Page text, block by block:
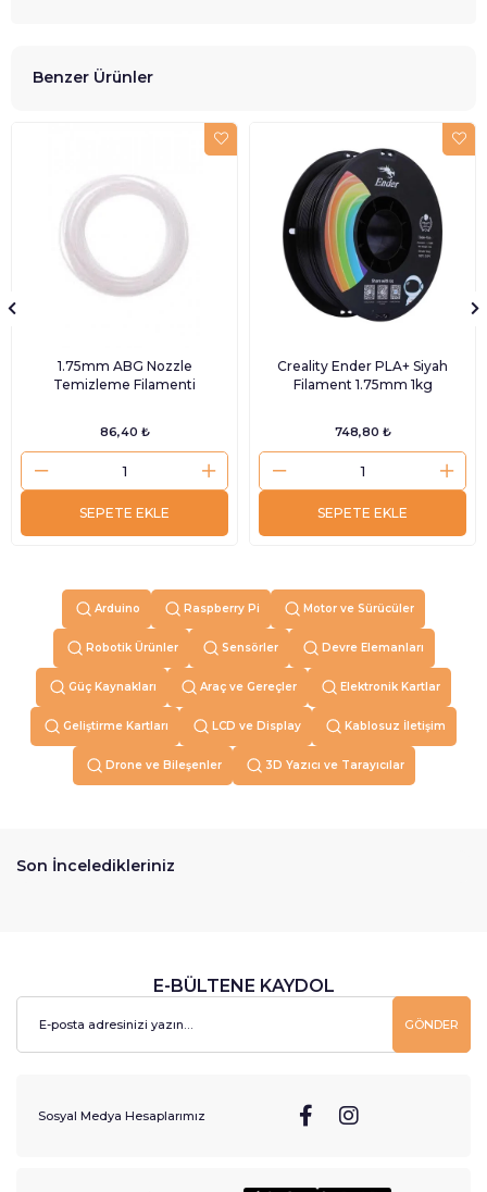
Benzer Ürünler
1.75mm ABG Nozzle
Temizleme Filamenti
86,40 ₺
SEPETE EKLE
Creality Ender PLA+ Siyah
Filament 1.75mm 1kg
748,80 ₺
SEPETE EKLE
Arduino Raspberry Pi Motor ve Sürücüler
Robotik Ürünler Sensörler Devre Elemanları
Güç Kaynakları Araç ve Gereçler Elektronik Kartlar
Geliştirme Kartları LCD ve Display Kablosuz İletişim
Drone ve Bileşenler 3D Yazıcı ve Tarayıcılar
Son İnceledikleriniz
E-BÜLTENE KAYDOL
GÖNDER
Sosyal Medya Hesaplarımız